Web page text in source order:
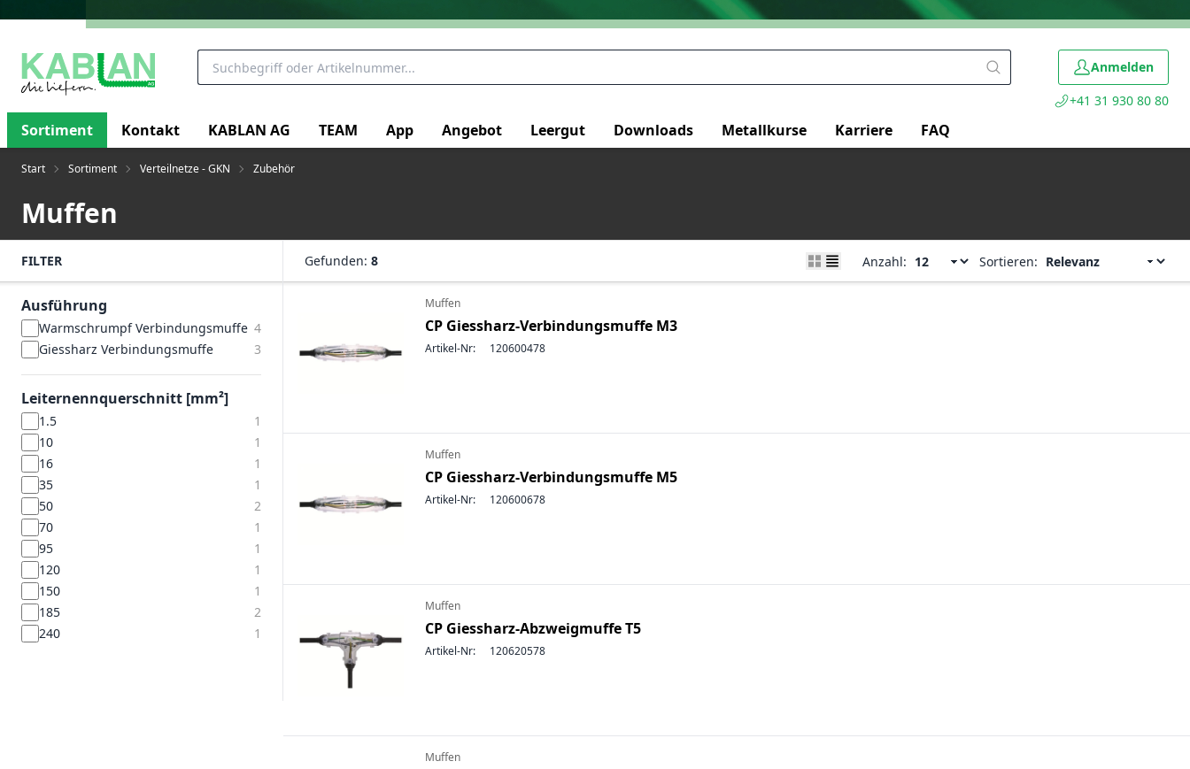
Anmelden
+41 31 930 80 80
Sortiment Kontakt KABLAN AG TEAM App Angebot Leergut Downloads Metallkurse Karriere FAQ
Start Sortiment Verteilnetze - GKN Zubehör
Muffen
FILTER
Ausführung
Warmschrumpf Verbindungsmuffe 4
Giessharz Verbindungsmuffe
3
Leiternennquerschnitt [mm²]
1.5
1
10
1
16
1
35
1
50
2
70
1
95
1
120
1
150
1
185
2
240
1
Gefunden: 8 Anzahl: Sortieren:
Muffen
CP Giessharz-Verbindungsmuffe M3
Artikel-Nr: 120600478
Muffen
CP Giessharz-Verbindungsmuffe M5
Artikel-Nr: 120600678
Muffen
CP Giessharz-Abzweigmuffe T5
Artikel-Nr: 120620578
Muffen